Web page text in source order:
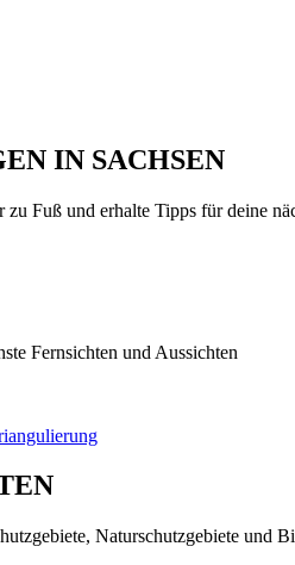
IN SACHSEN
zu Fuß und erhalte Tipps für deine
Fernsichten und Aussichten
Naturschutzgebiete und